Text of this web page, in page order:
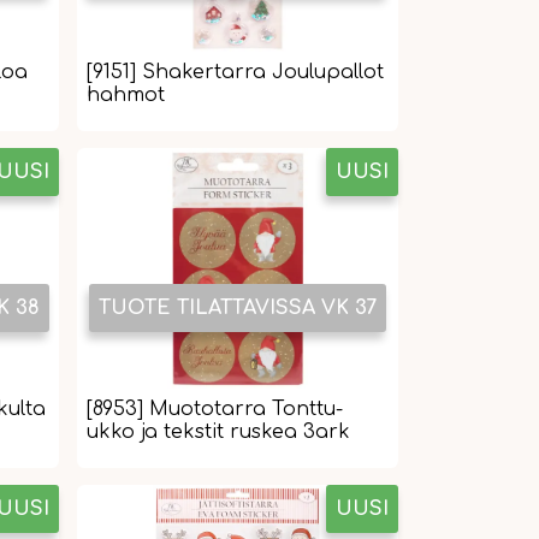
[9151] Shakertarra Joulupallot
hahmot
UUSI
38
UUSI
TUOTE TILATTAVISSA VK 37
[8953] Muototarra Tonttu-
ukko ja tekstit ruskea 3ark
UUSI UUSI